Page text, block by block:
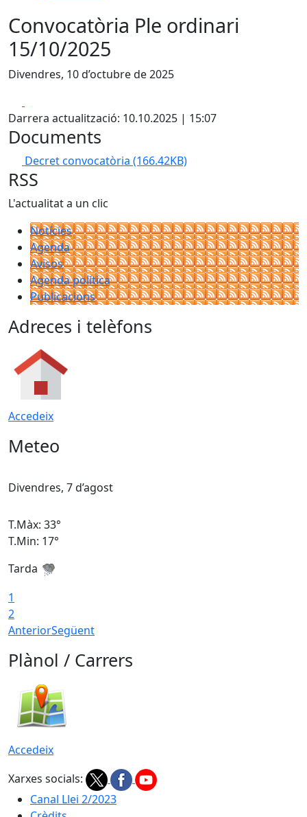
Convocatòria Ple ordinari
15/10/2025
Divendres, 10 d’octubre de 2025
Darrera actualització: 10.10.2025 | 15:07
Documents
Decret convocatòria (166.42KB)
RSS
L'actualitat a un clic
Notícies
Agenda
Avisos
Agenda política
Publicacions
Adreces i telèfons
Accedeix
Meteo
Divendres, 7 d’agost
T.Màx: 33°
T.Min: 17°
Tarda
1
2
AnteriorSegüent
Plànol / Carrers
Accedeix
Xarxes socials:
Canal Llei 2/2023